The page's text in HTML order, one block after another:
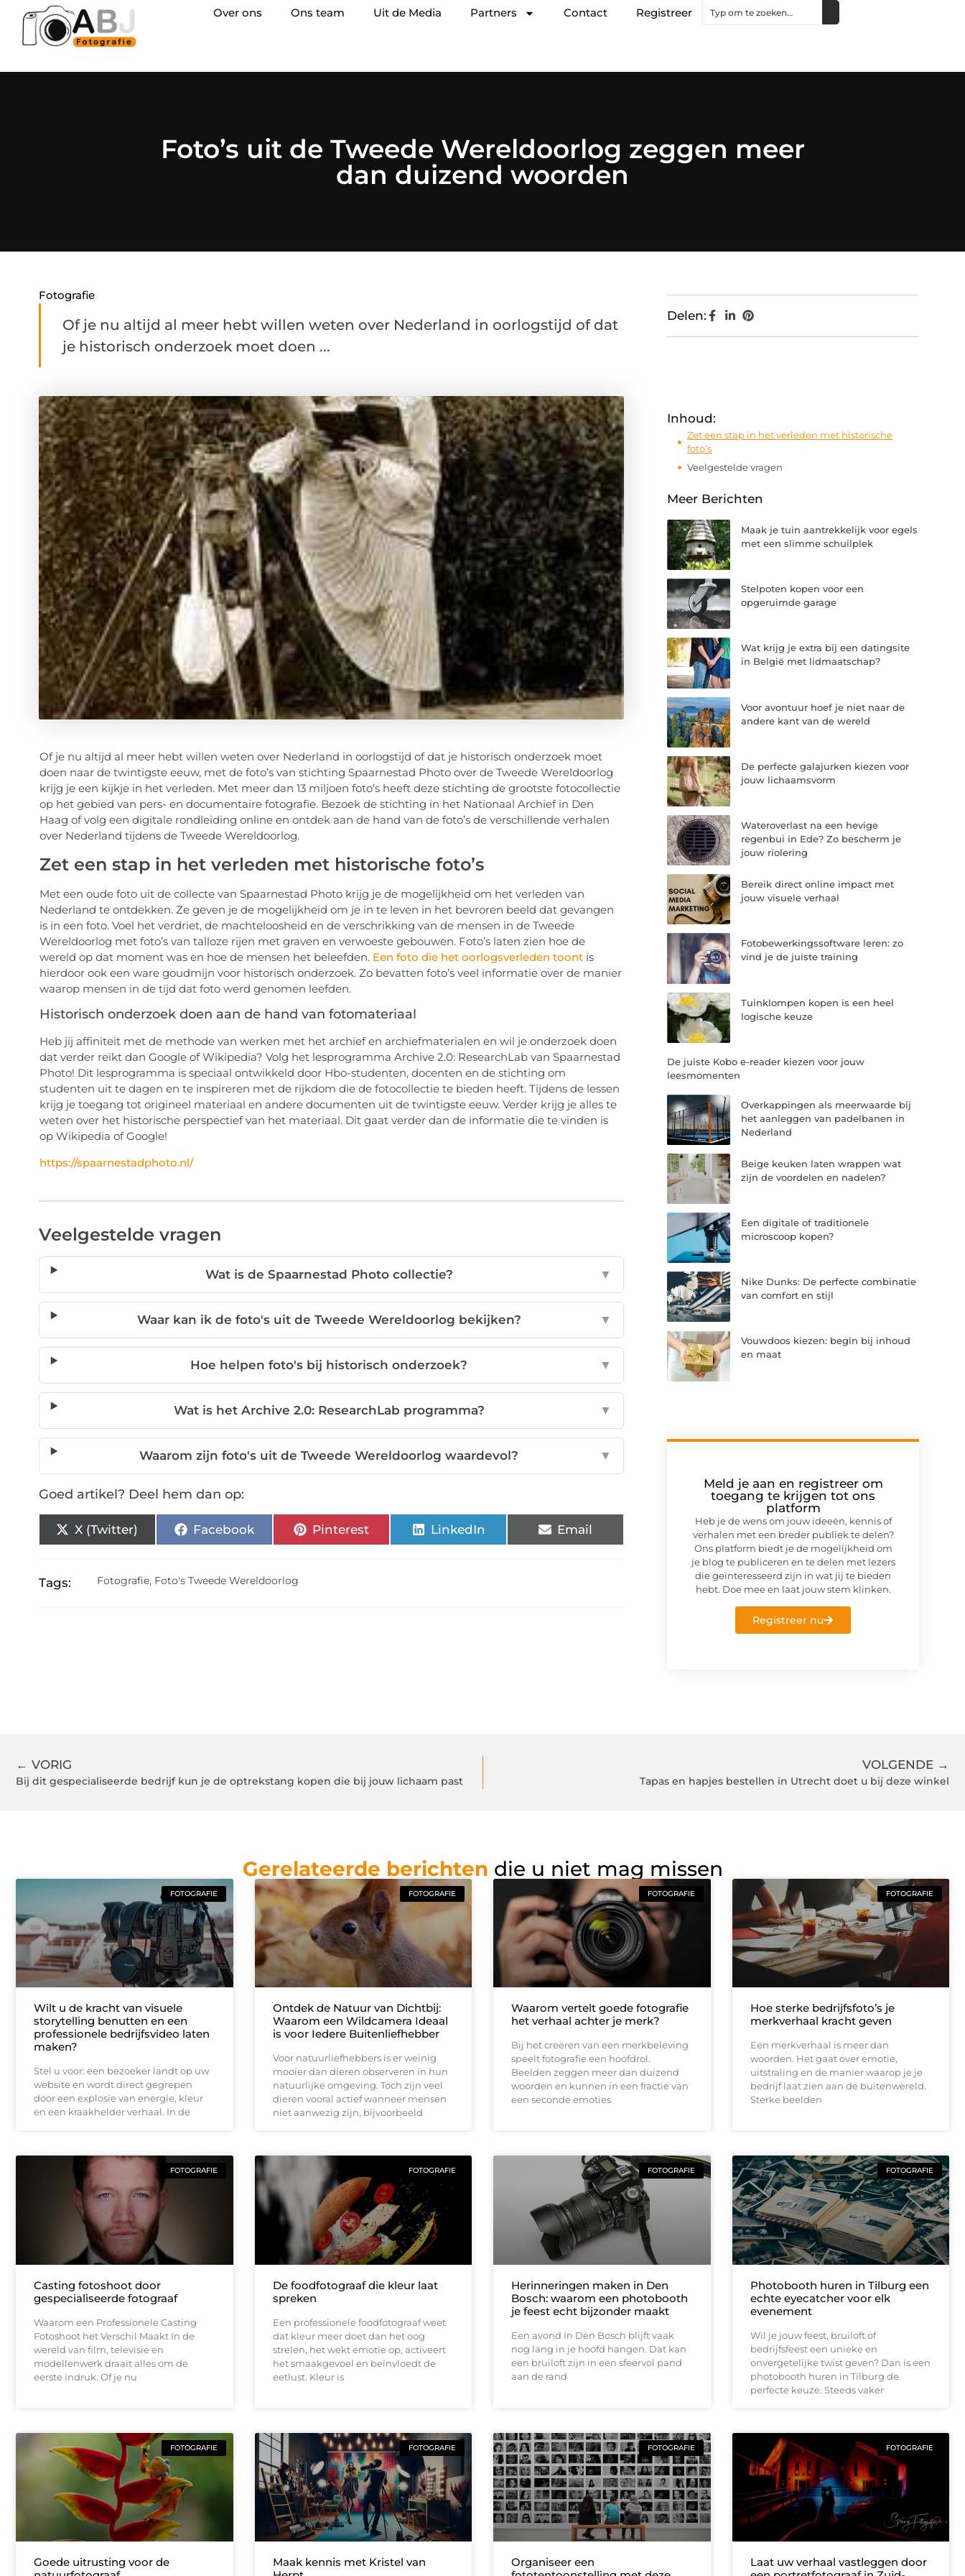
Over ons Ons team Uit de Media Partners Contact Registreer
Foto’s uit de Tweede Wereldoorlog zeggen meer
dan duizend woorden
Fotografie
Of je nu altijd al meer hebt willen weten over Nederland in oorlogstijd of dat
je historisch onderzoek moet doen ...
Of je nu altijd al meer hebt willen weten over Nederland in oorlogstijd of dat je historisch onderzoek moet
doen naar de twintigste eeuw, met de foto’s van stichting Spaarnestad Photo over de Tweede Wereldoorlog
krijg je een kijkje in het verleden. Met meer dan 13 miljoen foto’s heeft deze stichting de grootste fotocollectie
op het gebied van pers- en documentaire fotografie. Bezoek de stichting in het Nationaal Archief in Den
Haag of volg een digitale rondleiding online en ontdek aan de hand van de foto’s de verschillende verhalen
over Nederland tijdens de Tweede Wereldoorlog.
Zet een stap in het verleden met historische foto’s
Met een oude foto uit de collecte van Spaarnestad Photo krijg je de mogelijkheid om het verleden van
Nederland te ontdekken. Ze geven je de mogelijkheid om je in te leven in het bevroren beeld dat gevangen
is in een foto. Voel het verdriet, de machteloosheid en de verschrikking van de mensen in de Tweede
Wereldoorlog met foto’s van talloze rijen met graven en verwoeste gebouwen. Foto’s laten zien hoe de
wereld op dat moment was en hoe de mensen het beleefden. Een foto die het oorlogsverleden toontis
hierdoor ook een ware goudmijn voor historisch onderzoek. Zo bevatten foto’s veel informatie over de manier
waarop mensen in de tijd dat foto werd genomen leefden.
Historisch onderzoek doen aan de hand van fotomateriaal
Heb jij affiniteit met de methode van werken met het archief en archiefmaterialen en wil je onderzoek doen
dat verder reikt dan Google of Wikipedia? Volg het lesprogramma Archive 2.0: ResearchLab van Spaarnestad
Photo! Dit lesprogramma is speciaal ontwikkeld door Hbo-studenten, docenten en de stichting om
studenten uit te dagen en te inspireren met de rijkdom die de fotocollectie te bieden heeft. Tijdens de lessen
krijg je toegang tot origineel materiaal en andere documenten uit de twintigste eeuw. Verder krijg je alles te
weten over het historische perspectief van het materiaal. Dit gaat verder dan de informatie die te vinden is
op Wikipedia of Google!
https://spaarnestadphoto.nl/
Veelgestelde vragen
Wat is de Spaarnestad Photo collectie? ▼
Waar kan ik de foto's uit de Tweede Wereldoorlog bekijken? ▼
Hoe helpen foto's bij historisch onderzoek? ▼
Wat is het Archive 2.0: ResearchLab programma? ▼
Waarom zijn foto's uit de Tweede Wereldoorlog waardevol? ▼
Goed artikel? Deel hem dan op:
X (Twitter) Facebook Pinterest LinkedIn Email
Tags: Fotografie, Foto's Tweede Wereldoorlog
Delen:
Inhoud:
Zet een stap in het verleden met historische
foto’s
Veelgestelde vragen
Meer Berichten
Maak je tuin aantrekkelijk voor egels
met een slimme schuilplek
Stelpoten kopen voor een
opgeruimde garage
Wat krijg je extra bij een datingsite
in België met lidmaatschap?
Voor avontuur hoef je niet naar de
andere kant van de wereld
De perfecte galajurken kiezen voor
jouw lichaamsvorm
Wateroverlast na een hevige
regenbui in Ede? Zo bescherm je
jouw riolering
Bereik direct online impact met
jouw visuele verhaal
Fotobewerkingssoftware leren: zo
vind je de juiste training
Tuinklompen kopen is een heel
logische keuze
De juiste Kobo e-reader kiezen voor jouw
leesmomenten
Overkappingen als meerwaarde bij
het aanleggen van padelbanen in
Nederland
Beige keuken laten wrappen wat
zijn de voordelen en nadelen?
Een digitale of traditionele
microscoop kopen?
Nike Dunks: De perfecte combinatie
van comfort en stijl
Vouwdoos kiezen: begin bij inhoud
en maat
Meld je aan en registreer om
toegang te krijgen tot ons
platform
Heb je de wens om jouw ideeën, kennis of
verhalen met een breder publiek te delen?
Ons platform biedt je de mogelijkheid om
je blog te publiceren en te delen met lezers
die geïnteresseerd zijn in wat jij te bieden
hebt. Doe mee en laat jouw stem klinken.
Registreer nu
← VORIG
Bij dit gespecialiseerde bedrijf kun je de optrekstang kopen die bij jouw lichaam past
VOLGENDE →
Tapas en hapjes bestellen in Utrecht doet u bij deze winkel
Gerelateerde berichten die u niet mag missen
FOTOGRAFIE
Wilt u de kracht van visuele
storytelling benutten en een
professionele bedrijfsvideo laten
maken?
Stel u voor: een bezoeker landt op uw
website en wordt direct gegrepen
door een explosie van energie, kleur
en een kraakhelder verhaal. In de
FOTOGRAFIE
Ontdek de Natuur van Dichtbij:
Waarom een Wildcamera Ideaal
is voor Iedere Buitenliefhebber
Voor natuurliefhebbers is er weinig
mooier dan dieren observeren in hun
natuurlijke omgeving. Toch zijn veel
dieren vooral actief wanneer mensen
niet aanwezig zijn, bijvoorbeeld
FOTOGRAFIE
Waarom vertelt goede fotografie
het verhaal achter je merk?
Bij het creëren van een merkbeleving
speelt fotografie een hoofdrol.
Beelden zeggen meer dan duizend
woorden en kunnen in een fractie van
een seconde emoties
FOTOGRAFIE
Hoe sterke bedrijfsfoto’s je
merkverhaal kracht geven
Een merkverhaal is meer dan
woorden. Het gaat over emotie,
uitstraling en de manier waarop je je
bedrijf laat zien aan de buitenwereld.
Sterke beelden
FOTOGRAFIE
Casting fotoshoot door
gespecialiseerde fotograaf
Waarom een Professionele Casting
Fotoshoot het Verschil Maakt In de
wereld van film, televisie en
modellenwerk draait alles om de
eerste indruk. Of je nu
FOTOGRAFIE
De foodfotograaf die kleur laat
spreken
Een professionele foodfotograaf weet
dat kleur meer doet dan het oog
strelen, het wekt emotie op, activeert
het smaakgevoel en beïnvloedt de
eetlust. Kleur is
FOTOGRAFIE
Herinneringen maken in Den
Bosch: waarom een photobooth
je feest echt bijzonder maakt
Een avond in Den Bosch blijft vaak
nog lang in je hoofd hangen. Dat kan
een bruiloft zijn in een sfeervol pand
aan de rand
FOTOGRAFIE
Photobooth huren in Tilburg een
echte eyecatcher voor elk
evenement
Wil je jouw feest, bruiloft of
bedrijfsfeest een unieke en
onvergetelijke twist geven? Dan is een
photobooth huren in Tilburg de
perfecte keuze. Steeds vaker
FOTOGRAFIE
Goede uitrusting voor de
FOTOGRAFIE
Maak kennis met Kristel van
FOTOGRAFIE
Organiseer een
FOTOGRAFIE
Laat uw verhaal vastleggen door